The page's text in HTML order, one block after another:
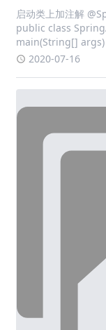
启动类上加注解
public class
main(String[]
2020-07-16